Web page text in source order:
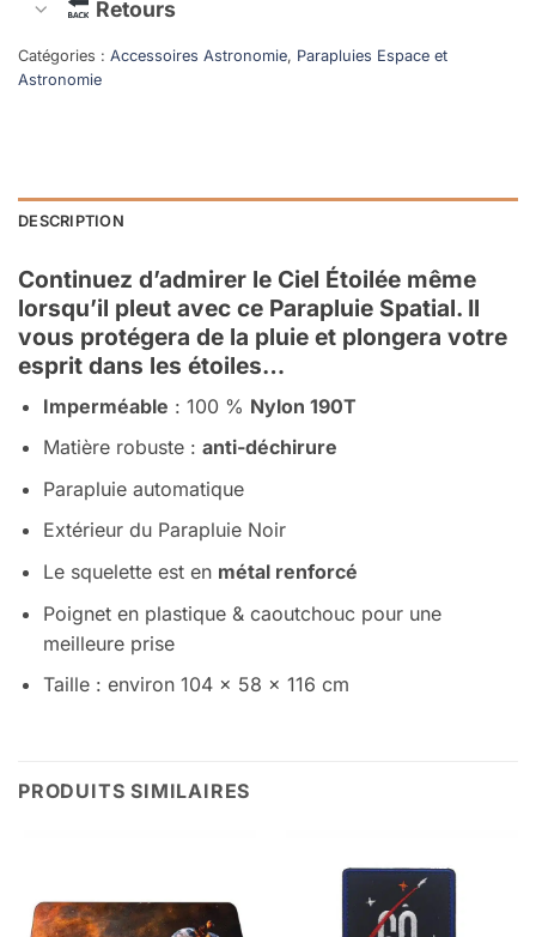
Retours
Catégories : Accessoires Astronomie, Parapluies Espace et
Astronomie
DESCRIPTION
Continuez d’admirer le Ciel Étoilée même
lorsqu’il pleut avec ce Parapluie Spatial. Il
vous protégera de la pluie et plongera votre
esprit dans les étoiles…
Imperméable : 100 % Nylon 190T
Matière robuste : anti-déchirure
Parapluie automatique
Extérieur du Parapluie Noir
Le squelette est en métal renforcé
Poignet en plastique & caoutchouc pour une
meilleure prise
Taille : environ 104 x 58 x 116 cm
PRODUITS SIMILAIRES